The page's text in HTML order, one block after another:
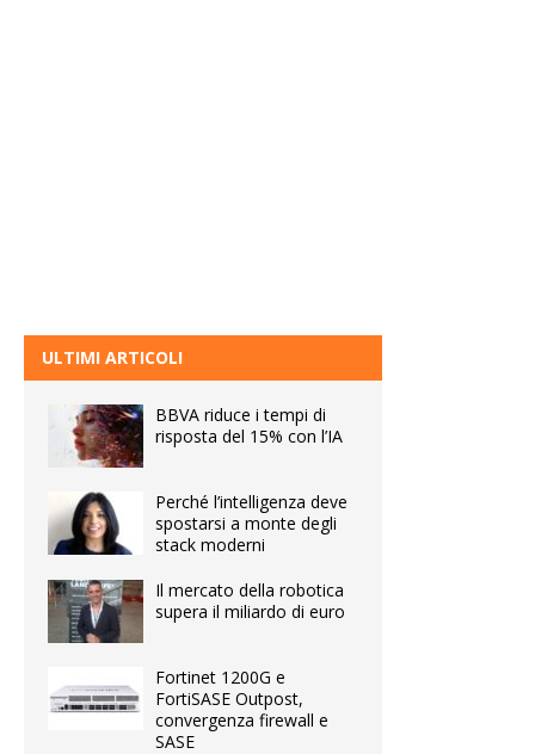
ULTIMI ARTICOLI
BBVA riduce i tempi di
risposta del 15% con l’IA
Perché l’intelligenza deve
spostarsi a monte degli
stack moderni
Il mercato della robotica
supera il miliardo di euro
Fortinet 1200G e
FortiSASE Outpost,
convergenza firewall e
SASE